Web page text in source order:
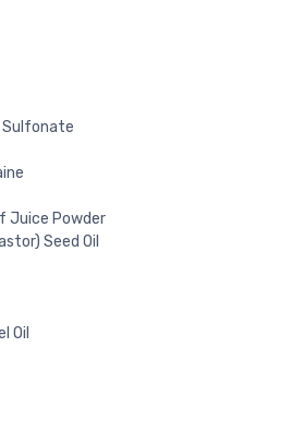
Sulfonate
Juice Powder
Seed Oil
Oil